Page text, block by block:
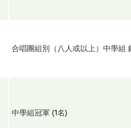
合唱團組別（八人或以上）中學組
中學組冠軍 (1名)